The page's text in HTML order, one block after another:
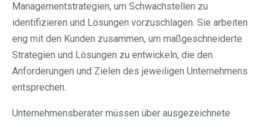
Managementstrategien, um Schwachstellen zu
identifizieren und Lösungen vorzuschlagen. Sie arbeiten
eng mit den Kunden zusammen, um maßgeschneiderte
Strategien und Lösungen zu entwickeln, die den
Anforderungen und Zielen des jeweiligen Unternehmens
entsprechen.
Unternehmensberater müssen über ausgezeichnete